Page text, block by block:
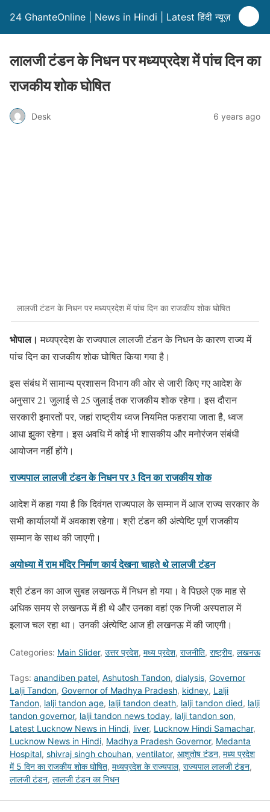
24 GhanteOnline | News in Hindi | Latest हिंदी न्यूज़
लालजी टंडन के निधन पर मध्यप्रदेश में पांच दिन का
राजकीय शोक घोषित
Desk 6 years ago
लालजी टंडन के निधन पर मध्यप्रदेश में पांच दिन का राजकीय शोक घोषित
भोपाल। मध्यप्रदेश के राज्यपाल लालजी टंडन के निधन के कारण राज्य में
पांच दिन का राजकीय शोक घोषित किया गया है।
इस संबंध में सामान्य प्रशासन विभाग की ओर से जारी किए गए आदेश के
अनुसार 21 जुलाई से 25 जुलाई तक राजकीय शोक रहेगा। इस दौरान
सरकारी इमारतों पर, जहां राष्ट्रीय ध्वज नियमित फहराया जाता है, ध्वज
आधा झुका रहेगा। इस अवधि में कोई भी शासकीय और मनोरंजन संबंधी
आयोजन नहीं होंगे।
राज्यपाल लालजी टंडन के निधन पर 3 दिन का राजकीय शोक
आदेश में कहा गया है कि दिवंगत राज्यपाल के सम्मान में आज राज्य सरकार के
सभी कार्यालयों में अवकाश रहेगा। श्री टंडन की अंत्येष्टि पूर्ण राजकीय
सम्मान के साथ की जाएगी।
अयोध्या में राम मंदिर निर्माण कार्य देखना चाहते थे लालजी टंडन
श्री टंडन का आज सुबह लखनऊ में निधन हो गया। वे पिछले एक माह से
अधिक समय से लखनऊ में ही थे और उनका वहां एक निजी अस्पताल में
इलाज चल रहा था। उनकी अंत्येष्टि आज ही लखनऊ में की जाएगी।
Categories: Main Slider, उत्तर प्रदेश, मध्य प्रदेश, राजनीति, राष्ट्रीय, लखनऊ
Tags: anandiben patel, Ashutosh Tandon, dialysis, Governor
Lalji Tandon, Governor of Madhya Pradesh, kidney, Lalji
Tandon, lalji tandon age, lalji tandon death, lalji tandon died, lalji
tandon governor, lalji tandon news today, lalji tandon son,
Latest Lucknow News in Hindi, liver, Lucknow Hindi Samachar,
Lucknow News in Hindi, Madhya Pradesh Governor, Medanta
Hospital, shivraj singh chouhan, ventilator, आशुतोष टंडन, मध्य प्रदेश
में 5 दिन का राजकीय शोक घोषित, मध्यप्रदेश के राज्यपाल, राज्यपाल लालजी टंडन,
लालजी टंडन, लालजी टंडन का निधन